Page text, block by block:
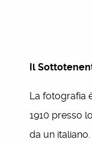
Il
La fotografia
1910 presso
da un